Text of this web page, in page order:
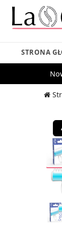
STRONA